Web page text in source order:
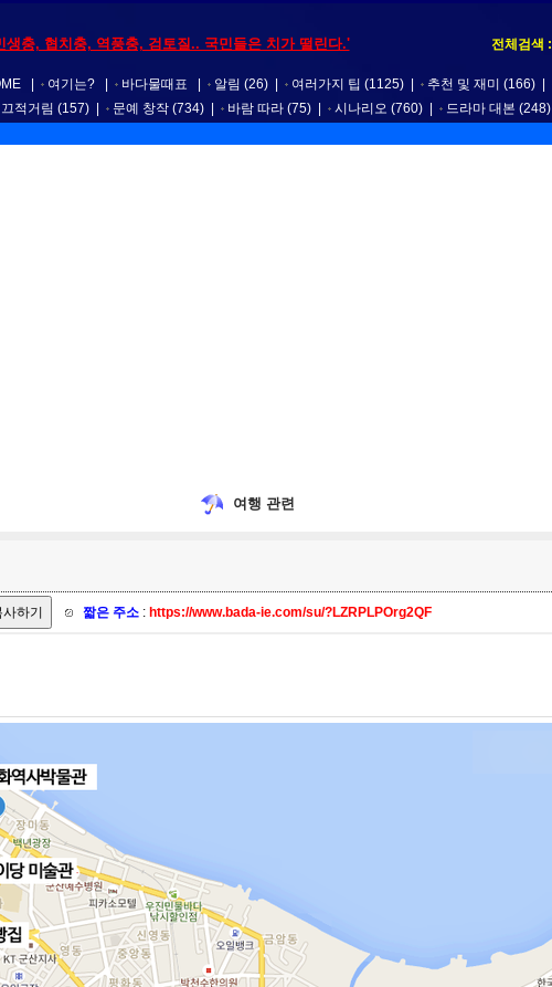
충, 협치충, 역풍충, 검토질.. 국민들은 치가 떨린다.' 전체검색 :
여기는? 바다물때표 알림 (26) 여러가지 팁 (1125) 추천 및 재미 (166)
끄적거림 (157) 문예 창작 (734) 바람 따라 (75) 시나리오 (760) 드라마 대본 (248)
여행 관련
짧은 주소 : https://www.bada-ie.com/su/?LZRPLPOrg2QF